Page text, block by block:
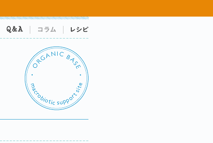
Q&A コラム
修了生限定サポートサイト